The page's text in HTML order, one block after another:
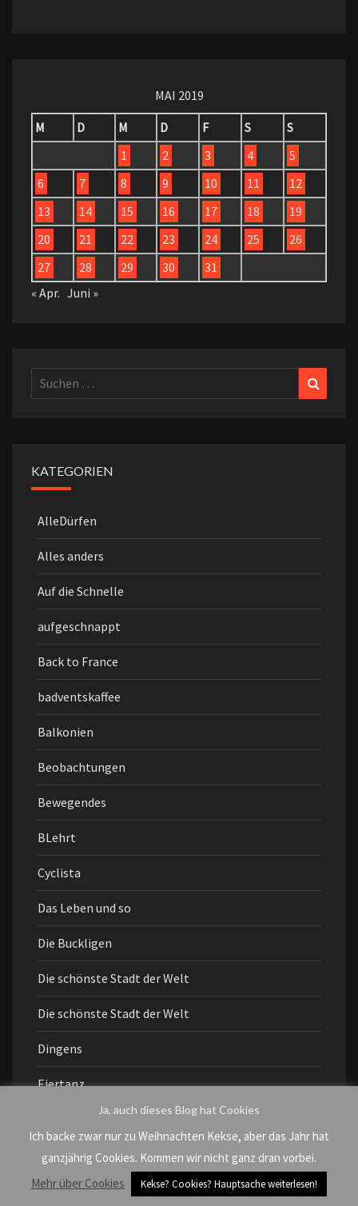
MAI 2019
M
D M D F S
S
1
2 3 4
5
6
7 8 9 10 11
12
13
14 15 16 17 18
19
20
21 22 23 24 25
26
27
28 29 30
31
« Apr. Juni »
Suchen
nach:
KATEGORIEN
AlleDürfen
Alles anders
Auf die Schnelle
aufgeschnappt
Back to France
badventskaffee
Balkonien
Beobachtungen
Bewegendes
BLehrt
Cyclista
Das Leben und so
Die Buckligen
Die schönste Stadt der Welt
Die schönste Stadt der Welt
Dingens
Eiertanz
Einmischen
Falsch abgebogen
Fragen an mich
Ja, auch dieses Blog hat Cookies
Ich backe zwar nur zu Weihnachten Kekse, aber das Jahr hat
ganzjährig Cookies. Kommen wir nicht ganz dran vorbei.
Mehr über Cookies
Kekse? Cookies? Hauptsache weiterlesen!